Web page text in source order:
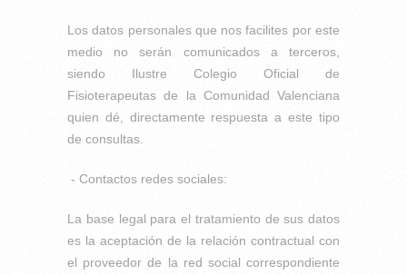
Los datos personales que nos facilites por este
medio no serán comunicados a terceros,
siendo Ilustre Colegio Oficial de
Fisioterapeutas de la Comunidad Valenciana
quien dé, directamente respuesta a este tipo
de consultas.
- Contactos redes sociales:
La base legal para el tratamiento de sus datos
es la aceptación de la relación contractual con
el proveedor de la red social correspondiente